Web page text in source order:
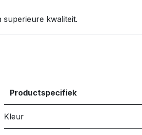
superieure kwaliteit.
Productspecifiek
Kleur